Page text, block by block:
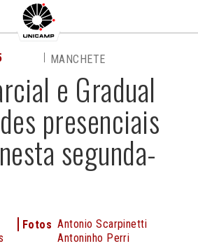
e Gradual
presenciais
segunda-
MANCHETE
Fotos Antonio Scarpinetti
Antoninho Perri